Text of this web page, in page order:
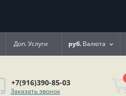
Доп. Услуги руб. Валюта
+7(916)390-85-03
Заказать звонок